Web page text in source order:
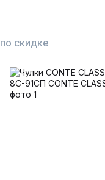
по скидке